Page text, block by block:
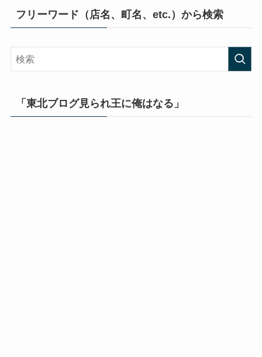
フリーワード（店名、町名、etc.）から検索
「東北ブログ見られ王に俺はなる」